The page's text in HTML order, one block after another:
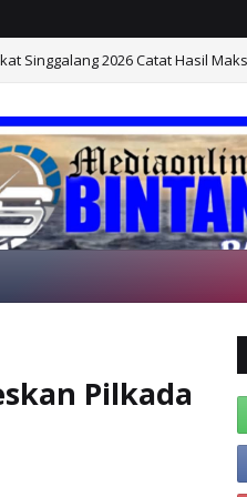
Singgalang 2026 Catat Hasil
Pilkada